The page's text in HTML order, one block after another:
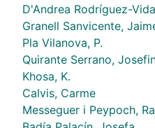
D'Andrea Rodríguez-
Granell Sanvicente,
Pla Vilanova, P.
Quirante Serrano,
Khosa, K.
Calvis, Carme
Messeguer i Peypoch,